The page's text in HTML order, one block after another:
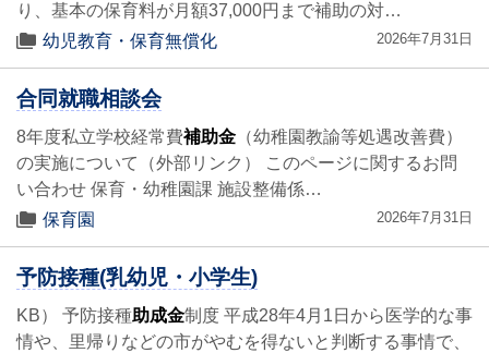
り、基本の保育料が月額37,000円まで補助の対…
幼児教育・保育無償化
2026年7月31日
合同就職相談会
8年度私立学校経常費補助金 （幼稚園教諭等処遇改善費）
の実施について（外部リンク） このページに関するお問
い合わせ 保育・幼稚園課 施設整備係…
保育園
2026年7月31日
予防接種(乳幼児・小学生)
KB） 予防接種助成金制度 平成28年4月1日から医学的な事
情や、里帰りなどの市がやむを得ないと判断する事情で、